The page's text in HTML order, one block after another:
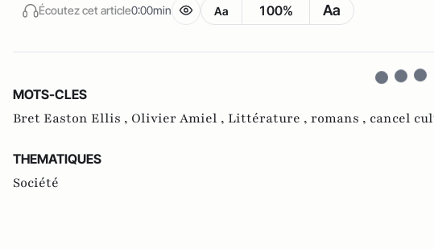
Écoutez cet article0:00min Aa 100% Aa
MOTS-CLES
Bret Easton Ellis , Olivier Amiel , Littérature , romans , cancel
THEMATIQUES
Société